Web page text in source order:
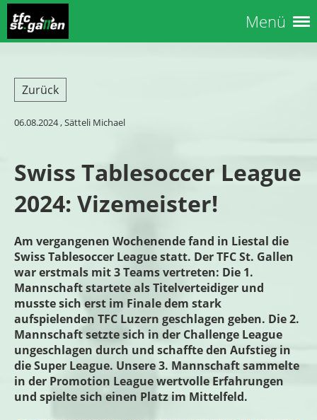
Menü
Zurück
06.08.2024, Sätteli Michael
Swiss Tablesoccer League
2024: Vizemeister!
Am vergangenen Wochenende fand in Liestal die
Swiss Tablesoccer League statt. Der TFC St. Gallen
war erstmals mit 3 Teams vertreten: Die 1.
Mannschaft startete als Titelverteidiger und
musste sich erst im Finale dem stark
aufspielenden TFC Luzern geschlagen geben. Die 2.
Mannschaft setzte sich in der Challenge League
ungeschlagen durch und schaffte den Aufstieg in
die Super League. Unsere 3. Mannschaft sammelte
in der Promotion League wertvolle Erfahrungen
und spielte sich einen Platz im Mittelfeld.